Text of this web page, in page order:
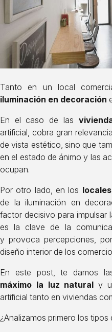
Tanto en un local
iluminación en decoración
En el caso de las
artificial, cobra gran
de vista estético, sino que
en el estado de ánimo y las
ocupan.
Por otro lado, en los
de la iluminación en
factor decisivo para impulsar
es la clave de la
y provoca percepciones,
diseño interior de los
En este post, te damos
máximo la luz natural y
artificial tanto en viviendas
¿Analizamos primero los tipos